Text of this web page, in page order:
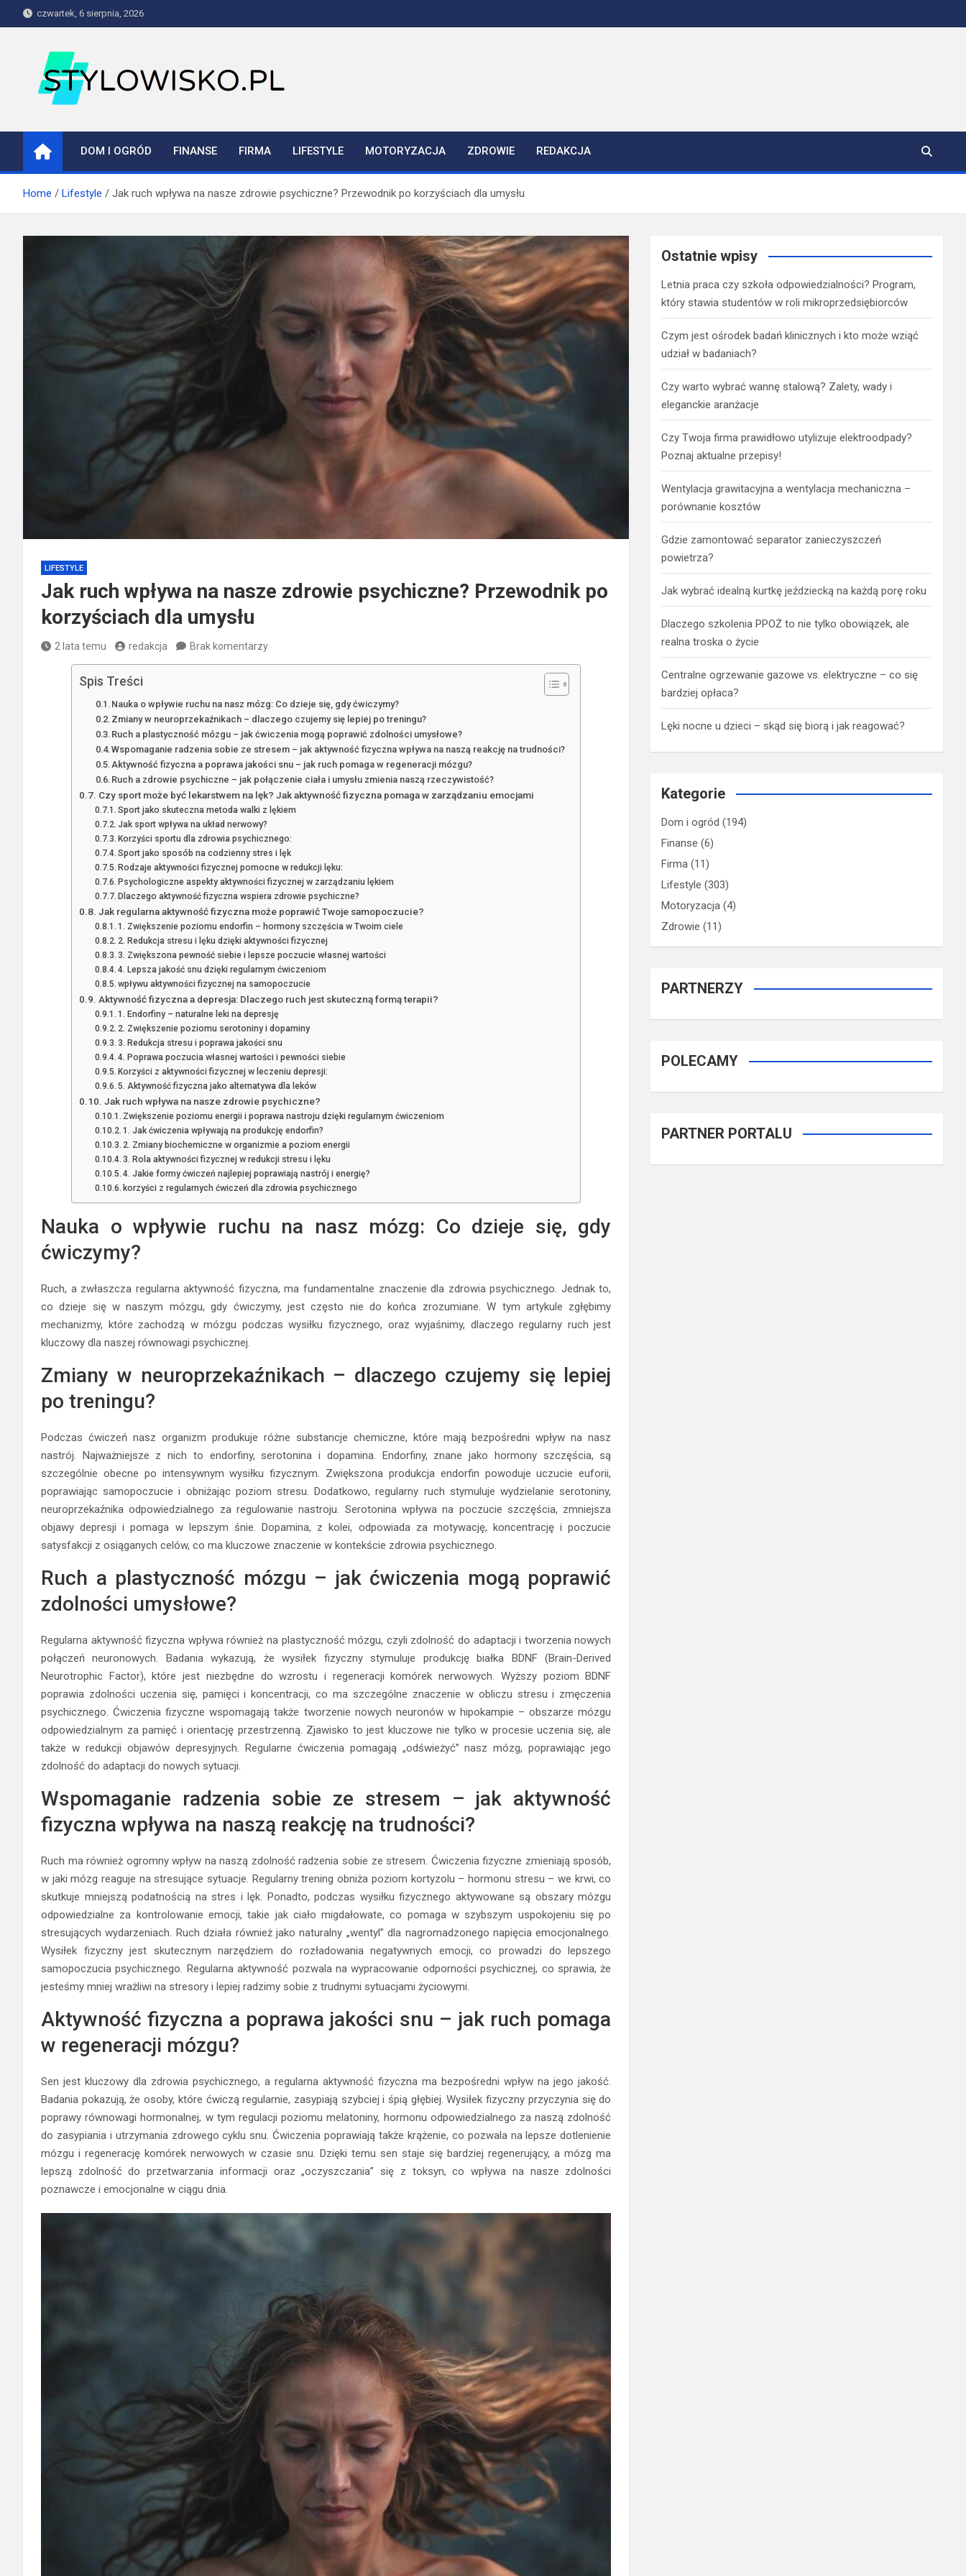
to
czwartek, 6 sierpnia, 2026
stylowisko.pl
DOM I OGRÓD FINANSE FIRMA LIFESTYLE MOTORYZACJA ZDROWIE REDAKCJA
Home Lifestyle Jak ruch wpływa na nasze zdrowie psychiczne? Przewodnik po korzyściach dla umysłu
LIFESTYLE
Jak ruch wpływa na nasze zdrowie psychiczne? Przewodnik po
korzyściach dla umysłu
2 lata temu redakcja Brak komentarzy
Spis Treści
Nauka o wpływie ruchu na nasz mózg: Co dzieje się, gdy ćwiczymy?
Zmiany w neuroprzekaźnikach – dlaczego czujemy się lepiej po treningu?
Ruch a plastyczność mózgu – jak ćwiczenia mogą poprawić zdolności umysłowe?
Wspomaganie radzenia sobie ze stresem – jak aktywność fizyczna wpływa na naszą reakcję na trudności?
Aktywność fizyczna a poprawa jakości snu – jak ruch pomaga w regeneracji mózgu?
Ruch a zdrowie psychiczne – jak połączenie ciała i umysłu zmienia naszą rzeczywistość?
Czy sport może być lekarstwem na lęk? Jak aktywność fizyczna pomaga w zarządzaniu emocjami
Sport jako skuteczna metoda walki z lękiem
Jak sport wpływa na układ nerwowy?
Korzyści sportu dla zdrowia psychicznego:
Sport jako sposób na codzienny stres i lęk
Rodzaje aktywności fizycznej pomocne w redukcji lęku:
Psychologiczne aspekty aktywności fizycznej w zarządzaniu lękiem
Dlaczego aktywność fizyczna wspiera zdrowie psychiczne?
Jak regularna aktywność fizyczna może poprawić Twoje samopoczucie?
1. Zwiększenie poziomu endorfin – hormony szczęścia w Twoim ciele
2. Redukcja stresu i lęku dzięki aktywności fizycznej
3. Zwiększona pewność siebie i lepsze poczucie własnej wartości
4. Lepsza jakość snu dzięki regularnym ćwiczeniom
wpływu aktywności fizycznej na samopoczucie
Aktywność fizyczna a depresja: Dlaczego ruch jest skuteczną formą terapii?
1. Endorfiny – naturalne leki na depresję
2. Zwiększenie poziomu serotoniny i dopaminy
3. Redukcja stresu i poprawa jakości snu
4. Poprawa poczucia własnej wartości i pewności siebie
Korzyści z aktywności fizycznej w leczeniu depresji:
5. Aktywność fizyczna jako alternatywa dla leków
Jak ruch wpływa na nasze zdrowie psychiczne?
Zwiększenie poziomu energii i poprawa nastroju dzięki regularnym ćwiczeniom
1. Jak ćwiczenia wpływają na produkcję endorfin?
2. Zmiany biochemiczne w organizmie a poziom energii
3. Rola aktywności fizycznej w redukcji stresu i lęku
4. Jakie formy ćwiczeń najlepiej poprawiają nastrój i energię?
korzyści z regularnych ćwiczeń dla zdrowia psychicznego
Nauka o wpływie ruchu na nasz mózg: Co dzieje się, gdy
ćwiczymy?
Ruch, a zwłaszcza regularna aktywność fizyczna, ma fundamentalne znaczenie dla zdrowia psychicznego. Jednak to,
co dzieje się w naszym mózgu, gdy ćwiczymy, jest często nie do końca zrozumiane. W tym artykule zgłębimy
mechanizmy, które zachodzą w mózgu podczas wysiłku fizycznego, oraz wyjaśnimy, dlaczego regularny ruch jest
kluczowy dla naszej równowagi psychicznej.
Zmiany w neuroprzekaźnikach – dlaczego czujemy się lepiej
po treningu?
Podczas ćwiczeń nasz organizm produkuje różne substancje chemiczne, które mają bezpośredni wpływ na nasz
nastrój. Najważniejsze z nich to endorfiny, serotonina i dopamina. Endorfiny, znane jako hormony szczęścia, są
szczególnie obecne po intensywnym wysiłku fizycznym. Zwiększona produkcja endorfin powoduje uczucie euforii,
poprawiając samopoczucie i obniżając poziom stresu. Dodatkowo, regularny ruch stymuluje wydzielanie serotoniny,
neuroprzekaźnika odpowiedzialnego za regulowanie nastroju. Serotonina wpływa na poczucie szczęścia, zmniejsza
objawy depresji i pomaga w lepszym śnie. Dopamina, z kolei, odpowiada za motywację, koncentrację i poczucie
satysfakcji z osiąganych celów, co ma kluczowe znaczenie w kontekście zdrowia psychicznego.
Ruch a plastyczność mózgu – jak ćwiczenia mogą poprawić
zdolności umysłowe?
Regularna aktywność fizyczna wpływa również na plastyczność mózgu, czyli zdolność do adaptacji i tworzenia nowych
połączeń neuronowych. Badania wykazują, że wysiłek fizyczny stymuluje produkcję białka BDNF (Brain-Derived
Neurotrophic Factor), które jest niezbędne do wzrostu i regeneracji komórek nerwowych. Wyższy poziom BDNF
poprawia zdolności uczenia się, pamięci i koncentracji, co ma szczególne znaczenie w obliczu stresu i zmęczenia
psychicznego. Ćwiczenia fizyczne wspomagają także tworzenie nowych neuronów w hipokampie – obszarze mózgu
odpowiedzialnym za pamięć i orientację przestrzenną. Zjawisko to jest kluczowe nie tylko w procesie uczenia się, ale
także w redukcji objawów depresyjnych. Regularne ćwiczenia pomagają „odświeżyć” nasz mózg, poprawiając jego
zdolność do adaptacji do nowych sytuacji.
Wspomaganie radzenia sobie ze stresem – jak aktywność
fizyczna wpływa na naszą reakcję na trudności?
Ruch ma również ogromny wpływ na naszą zdolność radzenia sobie ze stresem. Ćwiczenia fizyczne zmieniają sposób,
w jaki mózg reaguje na stresujące sytuacje. Regularny trening obniża poziom kortyzolu – hormonu stresu – we krwi, co
skutkuje mniejszą podatnością na stres i lęk. Ponadto, podczas wysiłku fizycznego aktywowane są obszary mózgu
odpowiedzialne za kontrolowanie emocji, takie jak ciało migdałowate, co pomaga w szybszym uspokojeniu się po
stresujących wydarzeniach. Ruch działa również jako naturalny „wentyl” dla nagromadzonego napięcia emocjonalnego.
Wysiłek fizyczny jest skutecznym narzędziem do rozładowania negatywnych emocji, co prowadzi do lepszego
samopoczucia psychicznego. Regularna aktywność pozwala na wypracowanie odporności psychicznej, co sprawia, że
jesteśmy mniej wrażliwi na stresory i lepiej radzimy sobie z trudnymi sytuacjami życiowymi.
Aktywność fizyczna a poprawa jakości snu – jak ruch pomaga
w regeneracji mózgu?
Sen jest kluczowy dla zdrowia psychicznego, a regularna aktywność fizyczna ma bezpośredni wpływ na jego jakość.
Badania pokazują, że osoby, które ćwiczą regularnie, zasypiają szybciej i śpią głębiej. Wysiłek fizyczny przyczynia się do
poprawy równowagi hormonalnej, w tym regulacji poziomu melatoniny, hormonu odpowiedzialnego za naszą zdolność
do zasypiania i utrzymania zdrowego cyklu snu. Ćwiczenia poprawiają także krążenie, co pozwala na lepsze dotlenienie
mózgu i regenerację komórek nerwowych w czasie snu. Dzięki temu sen staje się bardziej regenerujący, a mózg ma
lepszą zdolność do przetwarzania informacji oraz „oczyszczania” się z toksyn, co wpływa na nasze zdolności
poznawcze i emocjonalne w ciągu dnia.
Ostatnie wpisy
Letnia praca czy szkoła odpowiedzialności? Program,
który stawia studentów w roli mikroprzedsiębiorców
Czym jest ośrodek badań klinicznych i kto może wziąć
udział w badaniach?
Czy warto wybrać wannę stalową? Zalety, wady i
eleganckie aranżacje
Czy Twoja firma prawidłowo utylizuje elektroodpady?
Poznaj aktualne przepisy!
Wentylacja grawitacyjna a wentylacja mechaniczna –
porównanie kosztów
Gdzie zamontować separator zanieczyszczeń
powietrza?
Jak wybrać idealną kurtkę jeździecką na każdą porę roku
Dlaczego szkolenia PPOŻ to nie tylko obowiązek, ale
realna troska o życie
Centralne ogrzewanie gazowe vs. elektryczne – co się
bardziej opłaca?
Lęki nocne u dzieci – skąd się biorą i jak reagować?
Kategorie
Dom i ogród (194)
Finanse (6)
Firma (11)
Lifestyle (303)
Motoryzacja (4)
Zdrowie (11)
PARTNERZY
POLECAMY
PARTNER PORTALU